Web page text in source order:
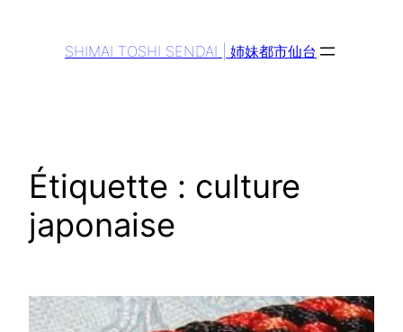
SHIMAI TOSHI SENDAI | 姉妹都市仙台
Étiquette : culture
japonaise